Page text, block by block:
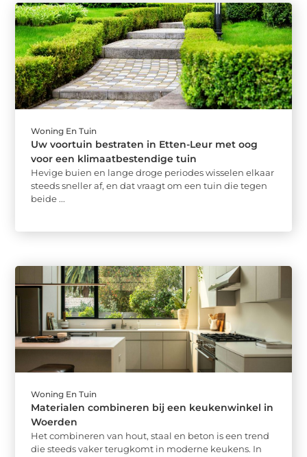
Woning En Tuin
Uw voortuin bestraten in Etten-Leur met oog
voor een klimaatbestendige tuin
Hevige buien en lange droge periodes wisselen elkaar
steeds sneller af, en dat vraagt om een tuin die tegen
beide ...
Woning En Tuin
Materialen combineren bij een keukenwinkel in
Woerden
Het combineren van hout, staal en beton is een trend
die steeds vaker terugkomt in moderne keukens. In